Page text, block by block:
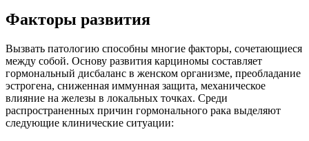
Факторы развития
Вызвать патологию способны многие факторы, сочетающиеся
между собой. Основу развития карциномы составляет
гормональный дисбаланс в женском организме, преобладание
эстрогена, сниженная иммунная защита, механическое
влияние на железы в локальных точках. Среди
распространенных причин гормонального рака выделяют
следующие клинические ситуации: